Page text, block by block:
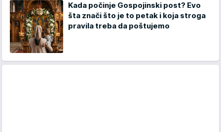
Kada počinje Gospojinski post? Evo
šta znači što je to petak i koja stroga
pravila treba da poštujemo